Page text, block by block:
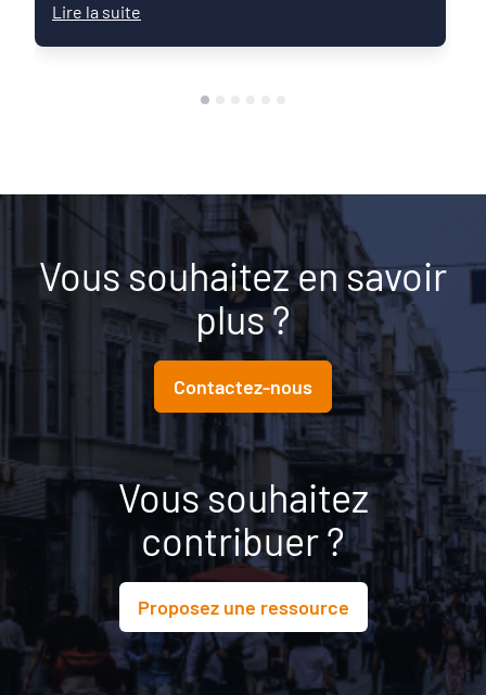
Mon Suivi Social un outil de référence au service
du suivi et de la coordination des parcours PRE.
Lire la suite
Vous souhaitez en savoir
plus ?
Contactez-nous
Vous souhaitez
contribuer ?
Proposez une ressource